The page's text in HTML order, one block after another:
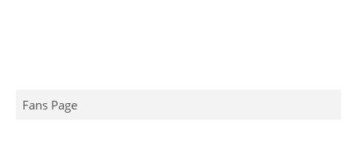
Fans Page